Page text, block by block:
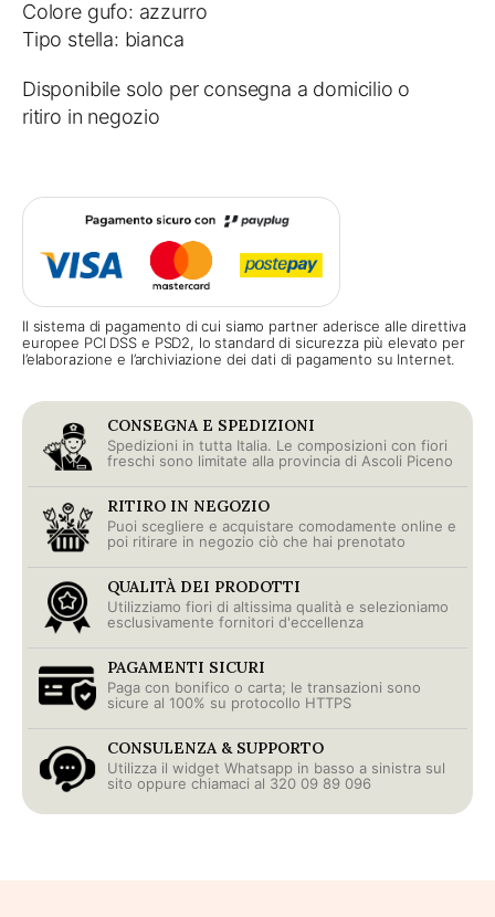
Colore gufo: azzurro
Tipo stella: bianca
Disponibile solo per consegna a domicilio o
ritiro in negozio
Il sistema di pagamento di cui siamo partner aderisce alle direttiva
europee PCI DSS e PSD2, lo standard di sicurezza più elevato per
l’elaborazione e l’archiviazione dei dati di pagamento su Internet.
CONSEGNA E SPEDIZIONI
Spedizioni in tutta Italia. Le composizioni con fiori
freschi sono limitate alla provincia di Ascoli Piceno
RITIRO IN NEGOZIO
Puoi scegliere e acquistare comodamente online e
poi ritirare in negozio ciò che hai prenotato
QUALITÀ DEI PRODOTTI
Utilizziamo fiori di altissima qualità e selezioniamo
esclusivamente fornitori d'eccellenza
PAGAMENTI SICURI
Paga con bonifico o carta; le transazioni sono
sicure al 100% su protocollo HTTPS
CONSULENZA & SUPPORTO
Utilizza il widget Whatsapp in basso a sinistra sul
sito oppure chiamaci al 320 09 89 096